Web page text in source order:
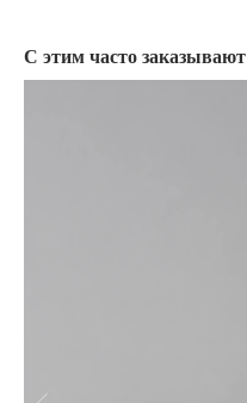
С этим часто заказывают